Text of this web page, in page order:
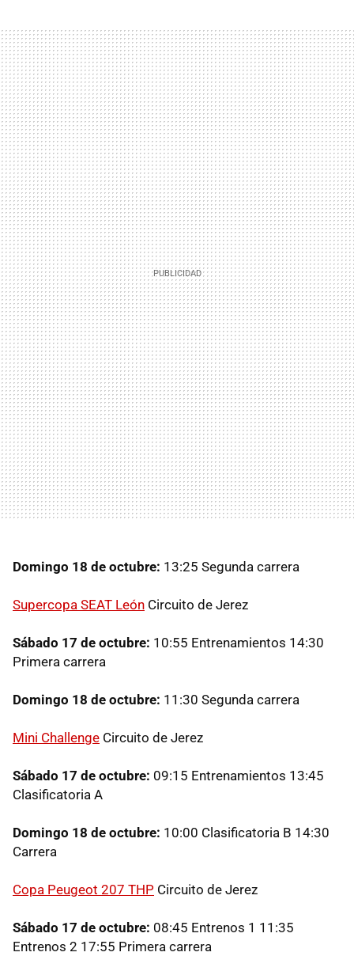
Domingo 18 de octubre: 13:25 Segunda carrera
Supercopa SEAT León Circuito de Jerez
Sábado 17 de octubre: 10:55 Entrenamientos 14:30
Primera carrera
Domingo 18 de octubre: 11:30 Segunda carrera
Mini Challenge Circuito de Jerez
Sábado 17 de octubre: 09:15 Entrenamientos 13:45
Clasificatoria A
Domingo 18 de octubre: 10:00 Clasificatoria B 14:30
Carrera
Copa Peugeot 207 THP Circuito de Jerez
Sábado 17 de octubre: 08:45 Entrenos 1 11:35
Entrenos 2 17:55 Primera carrera